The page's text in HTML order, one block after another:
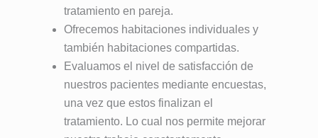
tratamiento en pareja.
Ofrecemos habitaciones individuales y
también habitaciones compartidas.
Evaluamos el nivel de satisfacción de
nuestros pacientes mediante encuestas,
una vez que estos finalizan el
tratamiento. Lo cual nos permite mejorar